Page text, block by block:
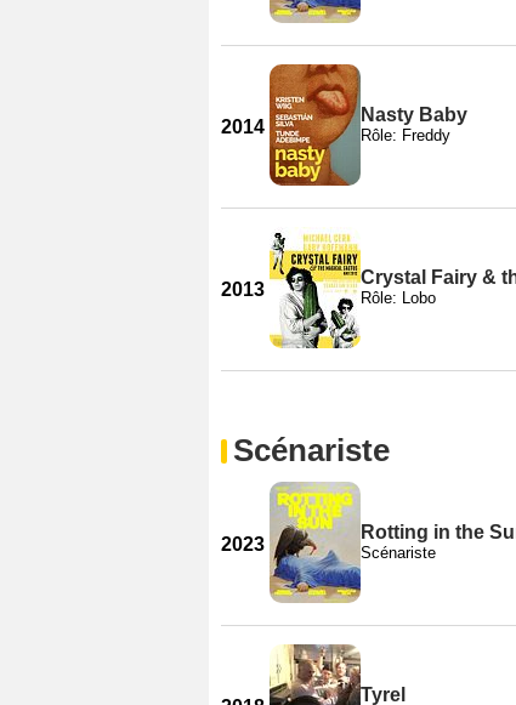
2014
Nasty Baby
Rôle: Freddy
2013
Crystal Fairy &
Rôle: Lobo
Scénariste
2023
Rotting in the
Scénariste
Tyrel